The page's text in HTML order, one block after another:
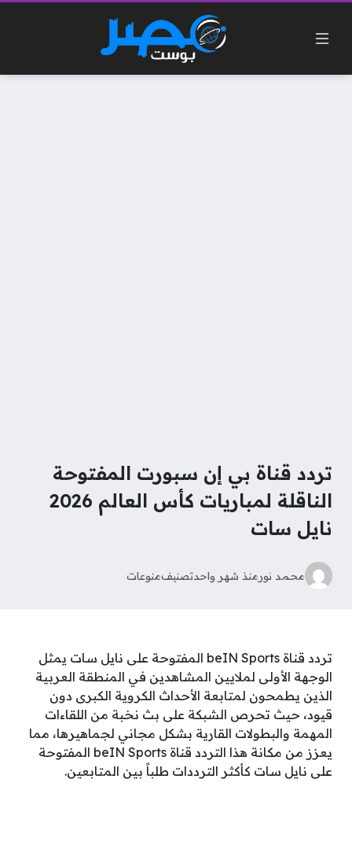
تردد قناة بي إن سبورت المفتوحة
الناقلة لمباريات كأس العالم 2026
نايل سات
محمد نورمنذ شهر واحدتصنيفمنوعات
تردد قناة beIN Sports المفتوحة على نايل سات يمثل
الوجهة الأولى لملايين المشاهدين في المنطقة العربية
الذين يطمحون لمتابعة الأحداث الكروية الكبرى دون
قيود، حيث تحرص الشبكة على بث نخبة من اللقاءات
المهمة والبطولات القارية بشكل مجاني لجماهيرها، مما
يعزز من مكانة هذا التردد قناة beIN Sports المفتوحة
على نايل سات كأكثر الترددات طلباً بين المتابعين.